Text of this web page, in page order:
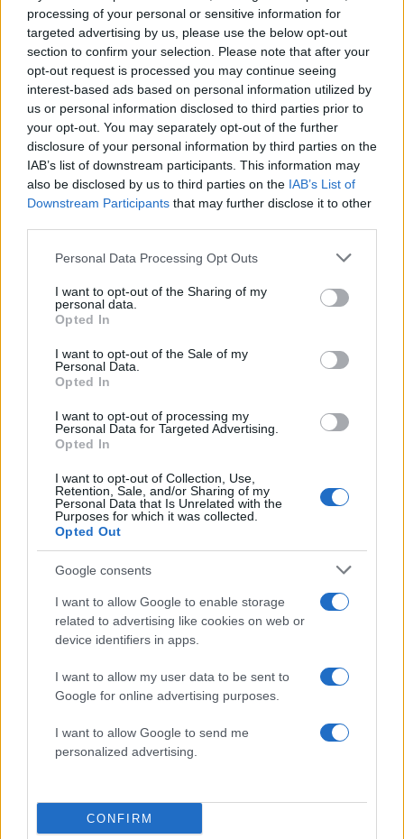
processing of your personal or sensitive information for
targeted advertising by us, please use the below opt-out
section to confirm your selection. Please note that after your
opt-out request is processed you may continue seeing
interest-based ads based on personal information utilized by
us or personal information disclosed to third parties prior to
your opt-out. You may separately opt-out of the further
disclosure of your personal information by third parties on the
IAB’s list of downstream participants. This information may
also be disclosed by us to third parties on the IAB’s List of
Downstream Participants that may further disclose it to other
Please note that this website/app uses one or more Google
not limited to your visit or usage behaviour. You may click to
grant or deny consent to Google and its third-party tags to
use your data for below specified purposes in below Google
consent section.
Personal Data Processing Opt Outs
I want to opt-out of the Sharing of my
personal data.
Opted In
I want to opt-out of the Sale of my
Personal Data.
Opted In
I want to opt-out of processing my
Personal Data for Targeted Advertising.
Opted In
I want to opt-out of Collection, Use,
Retention, Sale, and/or Sharing of my
Personal Data that Is Unrelated with the
Purposes for which it was collected.
Opted Out
Google consents
I want to allow Google to enable storage
related to advertising like cookies on web or
device identifiers in apps.
I want to allow my user data to be sent to
Google for online advertising purposes.
I want to allow Google to send me
personalized advertising.
CONFIRM
περιθώριο τις παραδοσιακές διαχωριστικές
γραμμές μεταξύ «αριστεράς» και «δεξιάς».
ΔΙΑΦΗΜΙΣΗ
Σχόλια
Κλειστό μέχρι νεοτέρας το
beach bar στην Πάρο όπου
πνίγηκε ο 4χρονος –
Απολογείται ο ιδιοκτήτης
που είχε δηλωθεί ως
ναυαγοσώστης
40άρια και 8 μποφόρ
συναγερμό η χώρα
φωτιές, ενισχύονται
άνεμοι τις επόμενες